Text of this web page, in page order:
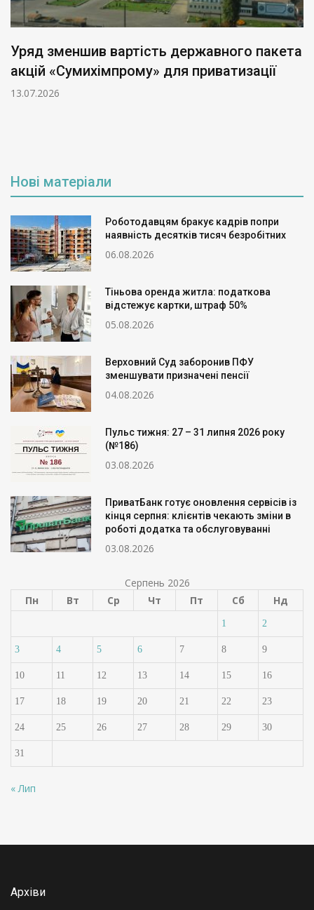
Уряд зменшив вартість державного пакета
акцій «Сумихімпрому» для приватизації
13.07.2026
Нові матеріали
Роботодавцям бракує кадрів попри
наявність десятків тисяч безробітних
06.08.2026
Тіньова оренда житла: податкова
відстежує картки, штраф 50%
05.08.2026
Верховний Суд заборонив ПФУ
зменшувати призначені пенсії
04.08.2026
Пульс тижня: 27 – 31 липня 2026 року
(№186)
03.08.2026
ПриватБанк готує оновлення сервісів із
кінця серпня: клієнтів чекають зміни в
роботі додатка та обслуговуванні
03.08.2026
Серпень 2026
Пн
Вт Ср Чт Пт Сб Нд
1 2
3 4 5 6 7 8 9
10 11 12 13 14 15 16
17 18 19 20 21 22 23
24 25 26 27 28 29 30
31
« Лип
Архіви